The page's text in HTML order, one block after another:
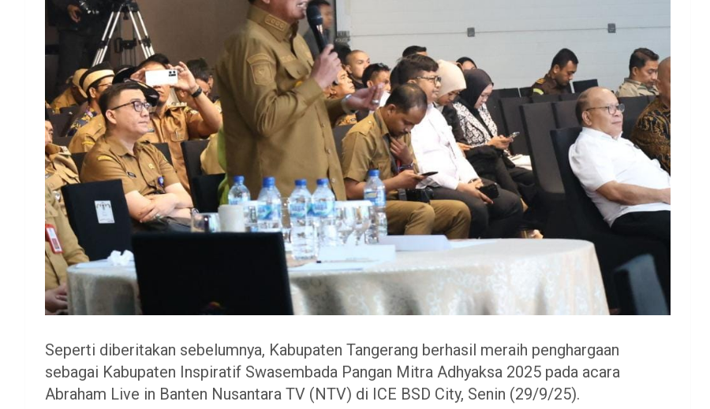
Seperti diberitakan sebelumnya, Kabupaten Tangerang berhasil meraih penghargaan
sebagai Kabupaten Inspiratif Swasembada Pangan Mitra Adhyaksa 2025 pada acara
Abraham Live in Banten Nusantara TV (NTV) di ICE BSD City, Senin (29/9/25).